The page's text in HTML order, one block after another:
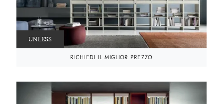
UNLESS
RICHIEDI IL MIGLIOR PREZZO